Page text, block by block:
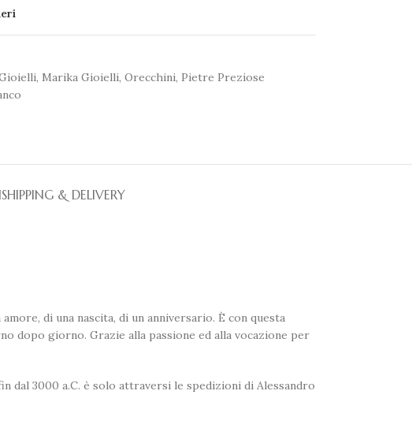
, Marika Gioielli, Orecchini, Pietre Preziose
SHIPPING & DELIVERY
di una nascita, di un anniversario. È con questa
dopo giorno. Grazie alla passione ed alla vocazione per
dal 3000 a.C. è solo attraversi le spedizioni di Alessandro